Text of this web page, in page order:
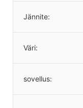
Jännite:
Väri:
sovellus: